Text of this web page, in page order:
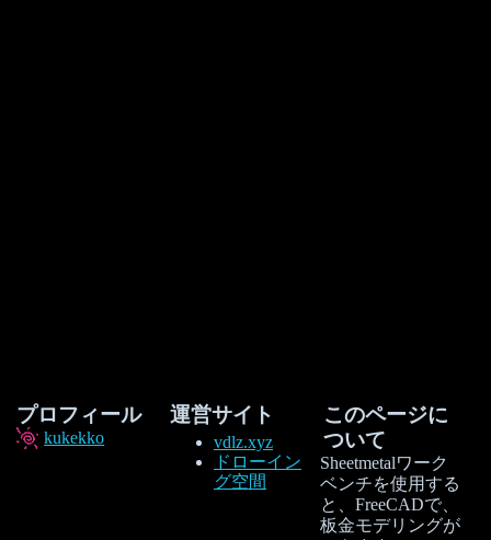
プロフィール
kukekko
運営サイト
vdlz.xyz
ドローイン
グ空間
このページに
ついて
Sheetmetalワーク
ベンチを使用する
と、FreeCADで、
板金モデリングが